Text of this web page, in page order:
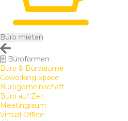
Büro mieten
Büroformen
Büro & Büroräume
Coworking Space
Bürogemeinschaft
Büro auf Zeit
Meetingraum
Virtual Office